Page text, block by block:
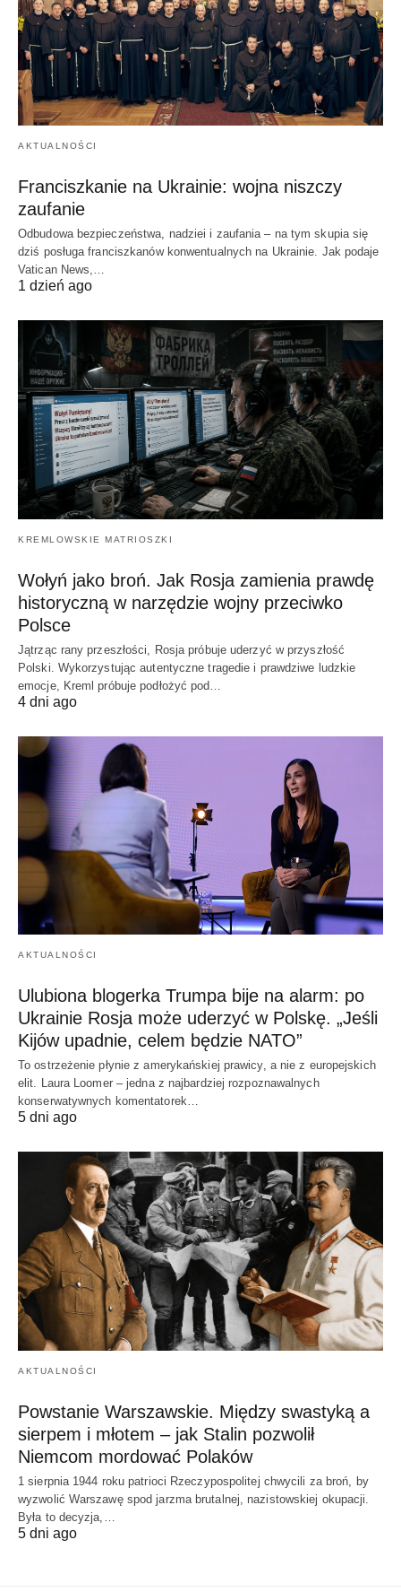
AKTUALNOŚCI
Franciszkanie na Ukrainie: wojna niszczy
zaufanie
Odbudowa bezpieczeństwa, nadziei i zaufania – na tym skupia się
dziś posługa franciszkanów konwentualnych na Ukrainie. Jak podaje
Vatican News,…
1 dzień ago
KREMLOWSKIE MATRIOSZKI
Wołyń jako broń. Jak Rosja zamienia prawdę
historyczną w narzędzie wojny przeciwko
Polsce
Jątrząc rany przeszłości, Rosja próbuje uderzyć w przyszłość
Polski. Wykorzystując autentyczne tragedie i prawdziwe ludzkie
emocje, Kreml próbuje podłożyć pod…
4 dni ago
AKTUALNOŚCI
Ulubiona blogerka Trumpa bije na alarm: po
Ukrainie Rosja może uderzyć w Polskę. „Jeśli
Kijów upadnie, celem będzie NATO”
To ostrzeżenie płynie z amerykańskiej prawicy, a nie z europejskich
elit. Laura Loomer – jedna z najbardziej rozpoznawalnych
konserwatywnych komentatorek…
5 dni ago
AKTUALNOŚCI
Powstanie Warszawskie. Między swastyką a
sierpem i młotem – jak Stalin pozwolił
Niemcom mordować Polaków
1 sierpnia 1944 roku patrioci Rzeczypospolitej chwycili za broń, by
wyzwolić Warszawę spod jarzma brutalnej, nazistowskiej okupacji.
Była to decyzja,…
5 dni ago